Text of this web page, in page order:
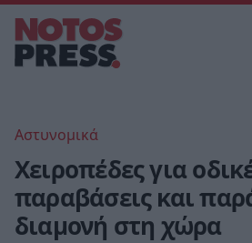
Αστυνομικά
Χειροπέδες για
παραβάσεις και
διαμονή στη χώρα